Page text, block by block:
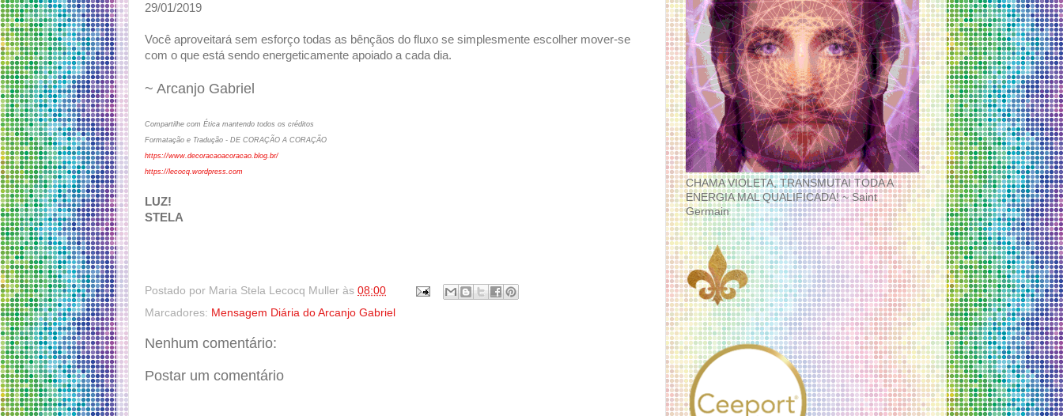
29/01/2019
Você aproveitará sem esforço todas as bênçãos do fluxo se simplesmente escolher mover-se
com o que está sendo energeticamente apoiado a cada dia.
~ Arcanjo Gabriel
Compartilhe com Ética mantendo todos os créditos
Formatação e Tradução - DE CORAÇÃO A CORAÇÃO
https://www.decoracaoacoracao.blog.br/
https://lecocq.wordpress.com
LUZ!
STELA
Postado por Maria Stela Lecocq Muller às 08:00
Marcadores: Mensagem Diária do Arcanjo Gabriel
Nenhum comentário:
Postar um comentário
CHAMA VIOLETA, TRANSMUTAI TODA A
ENERGIA MAL QUALIFICADA! ~ Saint
Germain